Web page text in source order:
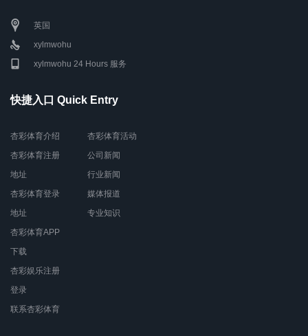
英国
xylmwohu
xylmwohu 24 Hours 服务
快捷入口 Quick Entry
杏彩体育介绍
杏彩体育注册
地址
杏彩体育登录
地址
杏彩体育APP
下载
杏彩娱乐注册
登录
联系杏彩体育
杏彩体育活动
公司新闻
行业新闻
媒体报道
专业知识